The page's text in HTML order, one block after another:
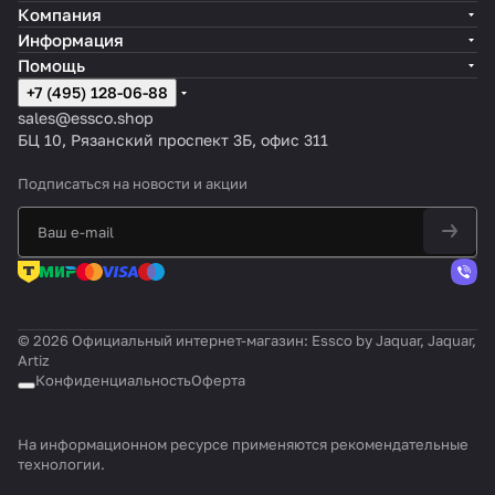
Компания
Информация
Помощь
+7 (495) 128-06-88
sales@essco.shop
БЦ 10, Рязанский проспект 3Б, офис 311
Подписаться на новости и акции
© 2026 Официальный интернет-магазин: Essco by Jaquar, Jaquar,
Artiz
КонфиденциальностьОферта
На информационном ресурсе применяются рекомендательные
технологии.